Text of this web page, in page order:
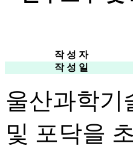
작 성 자
작 성 일
울산과학기
및 포닥을